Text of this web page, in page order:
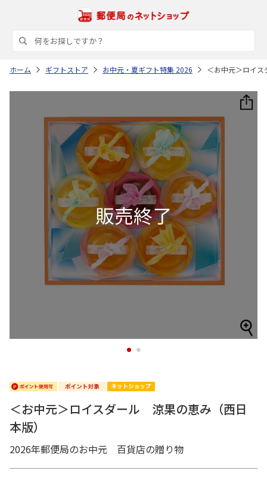
ホーム ギフトストア お中元・夏ギフト特集 2026 ＜お中元＞ロイ
1 2
＜お中元＞ロイスダール 涼果の恵み（西日
本版）
2026年郵便局のお中元 百貨店の贈り物